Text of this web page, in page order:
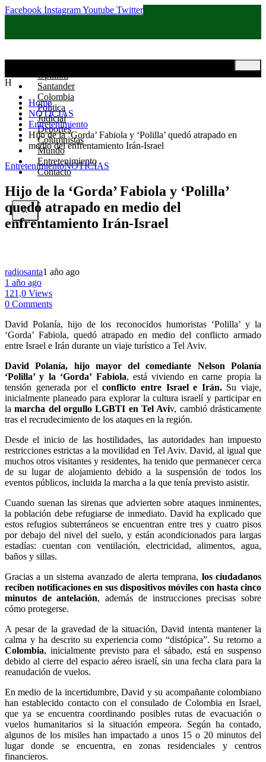
Facebook InstagramYoutube Twitter
Opinión
Santander
Colombia
Política
Judicial
Deportes
Columnistas
Mundo
Entretenimiento
Contacto
X
H
Home
NOTICIAS
Entretenimiento
Hijo de la ‘Gorda’ Fabiola y ‘Polilla’ quedó atrapado en
medio del enfrentamiento Irán-Israel
EntretenimientoNOTICIAS
Hijo de la ‘Gorda’ Fabiola y ‘Polilla’
quedó atrapado en medio del
enfrentamiento Irán-Israel
radiosanta1 año ago
1 año ago
121,0 Views
0 Comments
David Polanía, hijo de los reconocidos humoristas ‘Polilla’ y la
‘Gorda’ Fabiola, quedó atrapado en medio del conflicto armado
entre Israel e Irán durante un viaje turístico a Tel Aviv.
David Polanía, hijo mayor del comediante Nelson Polanía
‘Polilla’ y la ‘Gorda’ Fabiola, está viviendo en carne propia la
tensión generada por el conflicto entre Israel e Irán. Su viaje,
inicialmente planeado para explorar la cultura israelí y participar en
la marcha del orgullo LGBTI en Tel Aviv, cambió drásticamente
tras el recrudecimiento de los ataques en la región.
Desde el inicio de las hostilidades, las autoridades han impuesto
restricciones estrictas a la movilidad en Tel Aviv. David, al igual que
muchos otros visitantes y residentes, ha tenido que permanecer cerca
de su lugar de alojamiento debido a la suspensión de todos los
eventos públicos, incluida la marcha a la que tenía previsto asistir.
Cuando suenan las sirenas que advierten sobre ataques inminentes,
la población debe refugiarse de inmediato. David ha explicado que
estos refugios subterráneos se encuentran entre tres y cuatro pisos
por debajo del nivel del suelo, y están acondicionados para largas
estadías: cuentan con ventilación, electricidad, alimentos, agua,
baños y sillas.
Gracias a un sistema avanzado de alerta temprana, los ciudadanos
reciben notificaciones en sus dispositivos móviles con hasta cinco
minutos de antelación, además de instrucciones precisas sobre
cómo protegerse.
A pesar de la gravedad de la situación, David intenta mantener la
calma y ha descrito su experiencia como “distópica”. Su retorno a
Colombia, inicialmente previsto para el sábado, está en suspenso
debido al cierre del espacio aéreo israelí, sin una fecha clara para la
reanudación de vuelos.
En medio de la incertidumbre, David y su acompañante colombiano
han establecido contacto con el consulado de Colombia en Israel,
que ya se encuentra coordinando posibles rutas de evacuación o
vuelos humanitarios si la situación empeora. Según ha contado,
algunos de los misiles han impactado a unos 15 o 20 minutos del
lugar donde se encuentra, en zonas residenciales y centros
financieros.